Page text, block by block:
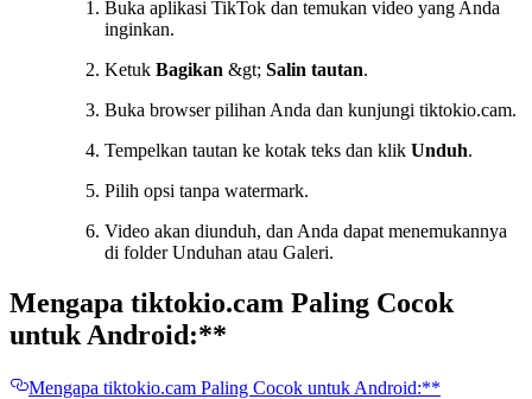
Buka aplikasi TikTok dan temukan video yang Anda
inginkan.
Ketuk Bagikan &gt; Salin tautan.
Buka browser pilihan Anda dan kunjungi tiktokio.cam.
Tempelkan tautan ke kotak teks dan klik Unduh.
Pilih opsi tanpa watermark.
Video akan diunduh, dan Anda dapat menemukannya
di folder Unduhan atau Galeri.
Mengapa tiktokio.cam Paling Cocok
untuk Android:**
Mengapa tiktokio.cam Paling Cocok untuk Android:**